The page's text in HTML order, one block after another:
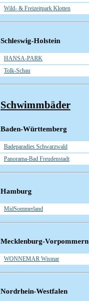
Wild- & Freizeitpark Klotten
Schleswig-Holstein
HANSA-PARK
Tolk-Schau
Schwimmbäder
Baden-Württemberg
Badeparadies Schwarzwald
Panorama-Bad Freudenstadt
Hamburg
MidSommerland
Mecklenburg-Vorpommern
WONNEMAR Wismar
Nordrhein-Westfalen